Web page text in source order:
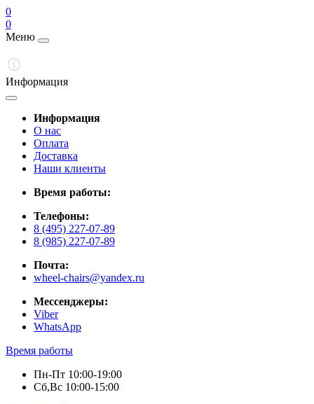
0
0
Меню
Информация
Информация
О нас
Оплата
Доставка
Наши клиенты
Время работы:
Телефоны:
8 (495) 227-07-89
8 (985) 227-07-89
Почта:
wheel-chairs@yandex.ru
Мессенджеры:
Viber
WhatsApp
Время работы
Пн-Пт 10:00-19:00
Сб,Вс 10:00-15:00